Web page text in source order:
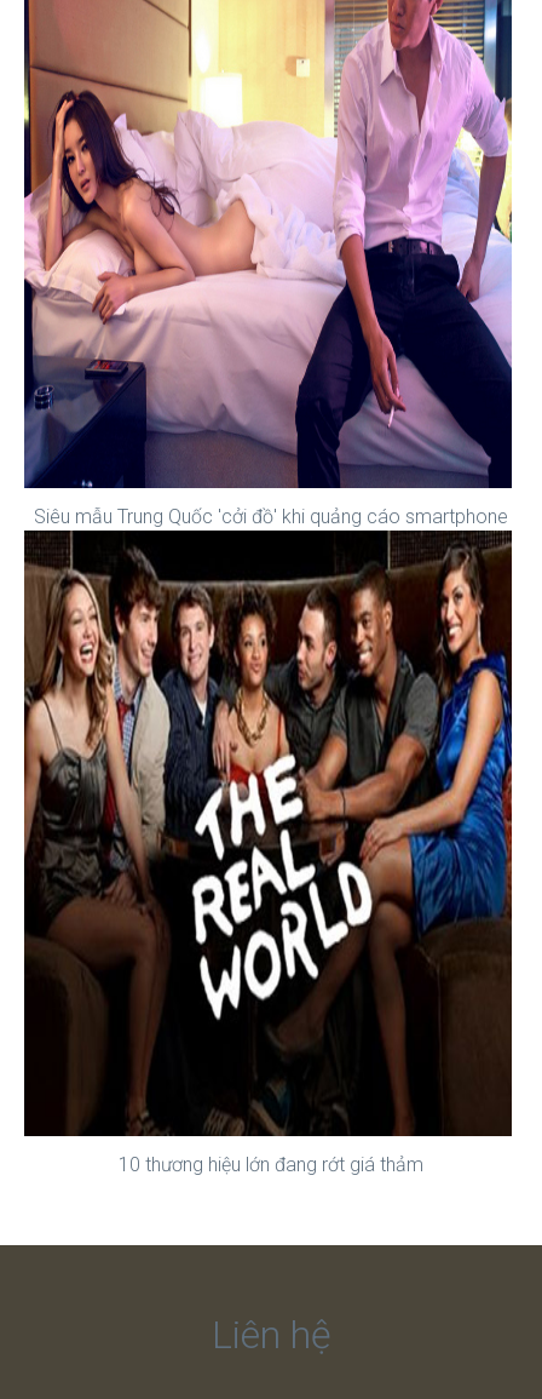
Siêu mẫu Trung Quốc 'cởi đồ' khi quảng cáo smartphone
10 thương hiệu lớn đang rớt giá thảm
Liên hệ